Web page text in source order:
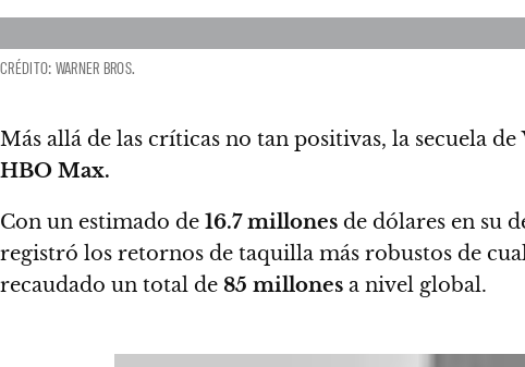
CRÉDITO: WARNER BROS.
Más allá de las críticas no tan positivas, la secuela de
HBO Max.
Con un estimado de 16.7 millones de dólares en su
registró los retornos de taquilla más robustos de
recaudado un total de 85 millones a nivel global.